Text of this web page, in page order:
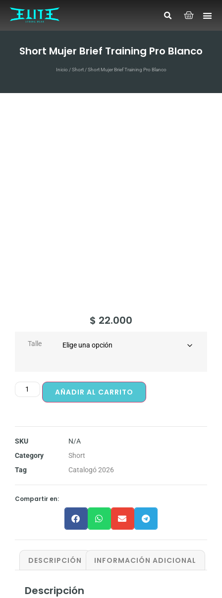
Short Mujer Brief Training Pro Blanco
Inicio/Short/ Short Mujer Brief Training Pro Blanco
$ 22.000
Talle
AÑADIR AL CARRITO
SKU
N/A
Category
Short
Tag
Catalogó 2026
Compartir en:
DESCRIPCIÓN INFORMACIÓN ADICIONAL
Descripción